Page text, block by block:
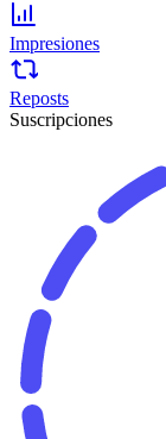
Impresiones
Reposts
Suscripciones